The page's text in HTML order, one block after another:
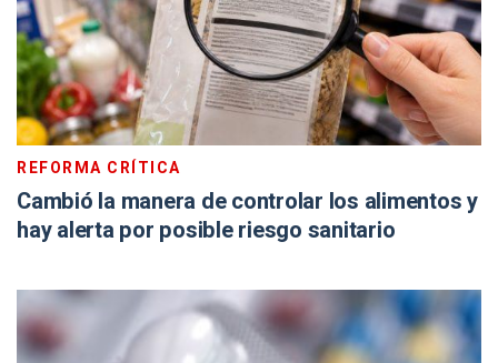
REFORMA CRÍTICA
Cambió la manera de controlar los alimentos y
hay alerta por posible riesgo sanitario